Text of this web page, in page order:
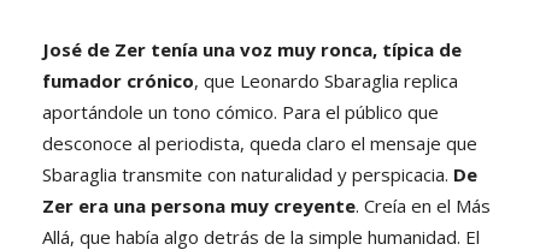
José de Zer tenía una voz muy ronca, típica de
fumador crónico, que Leonardo Sbaraglia replica
aportándole un tono cómico. Para el público que
desconoce al periodista, queda claro el mensaje que
Sbaraglia transmite con naturalidad y perspicacia. De
Zer era una persona muy creyente. Creía en el Más
Allá, que había algo detrás de la simple humanidad. El